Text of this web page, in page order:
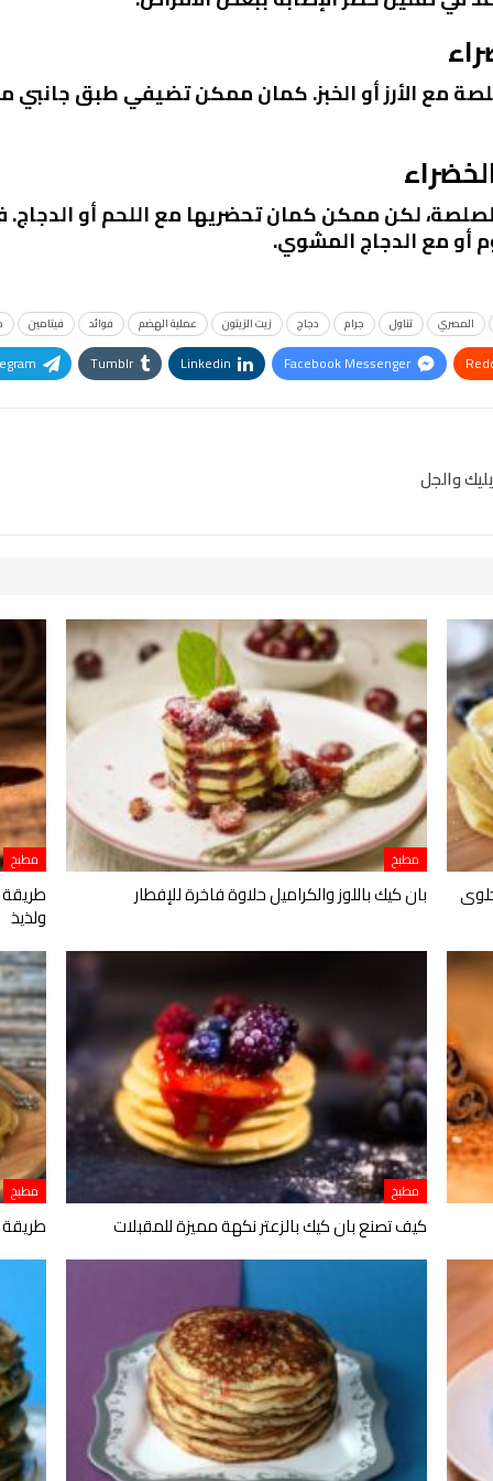
مع الأرز أو الخبز. كمان ممكن تضيفي طبق
لكن ممكن كمان تحضريها مع اللحم أو الدجاج.
أو مع الدجاج المشوي.
المصري تناول جرام دجاج زيت الزيتون عملية الهضم فوائد فيتامين
Facebook Messenger
Linkedin
Tumblr
والجل
مطبخ
بان كيك باللوز والكراميل حلاوة فاخرة للإفطار
مطبخ
ولذيذ
مطبخ
كيف تصنع بان كيك بالزعتر نكهة مميزة للمقبلات
مطبخ
طريقة